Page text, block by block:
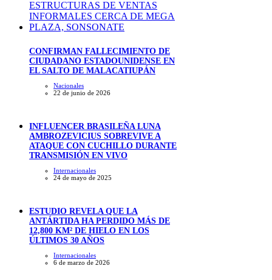
CONFIRMAN FALLECIMIENTO DE
CIUDADANO ESTADOUNIDENSE EN
EL SALTO DE MALACATIUPÁN
Nacionales
22 de junio de 2026
INFLUENCER BRASILEÑA LUNA
AMBROZEVICIUS SOBREVIVE A
ATAQUE CON CUCHILLO DURANTE
TRANSMISIÓN EN VIVO
Internacionales
24 de mayo de 2025
ESTUDIO REVELA QUE LA
ANTÁRTIDA HA PERDIDO MÁS DE
12,800 KM² DE HIELO EN LOS
ÚLTIMOS 30 AÑOS
Internacionales
6 de marzo de 2026